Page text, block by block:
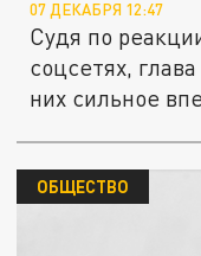
07 ДЕКАБРЯ 12:47
Судя по
соцсетях,
них сильное
ОБЩЕСТВО